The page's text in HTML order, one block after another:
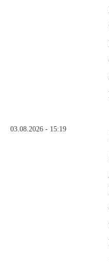
03.08.2026 - 15:19